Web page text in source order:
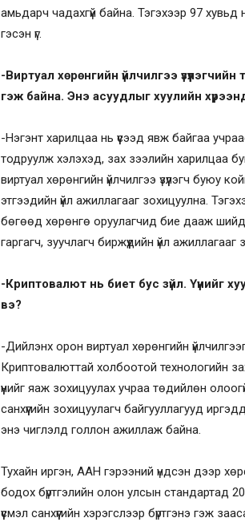
амьдарч чадахгүй байна. Тэгэхээр 97
гэсэн үг.
-Виртуал хөрөнгийн үйлчилгээ
гэж байна. Энэ асуудлыг хуулийн
-Нэгэнт харилцаа нь үүсээд явж байгаа
тодруулж хэлэхэд, зах зээлийн харилцаа
виртуал хөрөнгийн үйлчилгээ үзүүлэгч буюу
этгээдийн үйл ажиллагааг зохицуулна.
бөгөөд хөрөнгө оруулагчид бие дааж
гаргагч, зуучлагч биржүүдийн үйл
-Криптовалют нь биет бус зүйл. Үүнийг
вэ?
-Дийлэнх орон виртуал хөрөнгийн
Криптовалюттай холбоотой технологийн
үүнийг яаж зохицуулах учраа төдийлөн
санхүүгийн зохицуулагч байгууллагууд
энэ чиглэлд голлон ажиллаж байна.
Тухайн иргэн, ААН гэрээний үндсэн дээр
бодох бүртгэлийн олон улсын стандартад
үүсмэл санхүүгийн хэрэгслээр бүртгэнэ гэж